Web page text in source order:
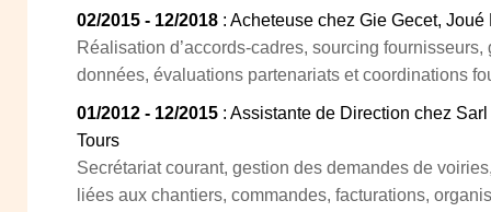
02/2015 - 12/2018 : Acheteuse chez Gie Gecet, Joué
Réalisation d’accords-cadres, sourcing fournisseurs,
données, évaluations partenariats et coordinations
01/2012 - 12/2015 : Assistante de Direction chez
Tours
Secrétariat courant, gestion des demandes de
liées aux chantiers, commandes, facturations,